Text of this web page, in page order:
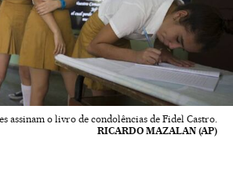
assinam o livro de condolências de Fidel Castro.
RICARDO MAZALAN (AP)